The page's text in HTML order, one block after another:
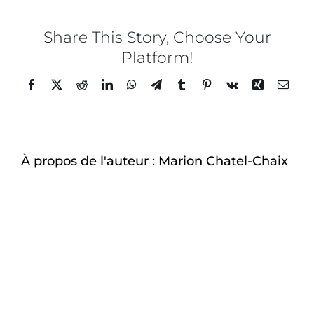
Share This Story, Choose Your
Platform!
Facebook
TwitterRedditLinkedInWhatsApp
TelegramTumblrPinterest
Vk Xing Email
À propos de l'auteur : Marion Chatel-Chaix